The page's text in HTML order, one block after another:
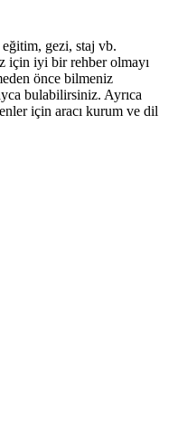
gezi, staj vb.
için iyi bir rehber olmayı
önce bilmeniz
bulabilirsiniz. Ayrıca
için aracı kurum ve dil